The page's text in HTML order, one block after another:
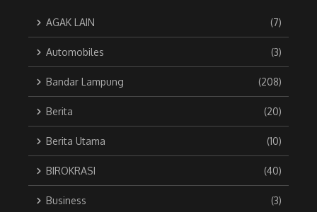
AGAK LAIN (7)
Automobiles (3)
Bandar Lampung (208)
Berita (20)
Berita Utama (10)
BIROKRASI (40)
Business (3)